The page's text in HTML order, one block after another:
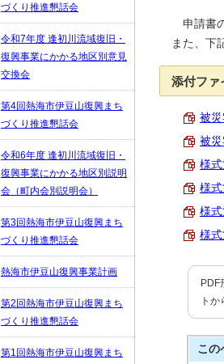
申請書
また、下
添付ファ
被
被
様
様
様
様
PDF
ト
この
づくり推進懇話会
令和7年度 逢初川流域復旧・
復興事業にかかる地区別意見
交換会
第4回熱海市伊豆山復興まち
づくり推進懇話会
令和6年度 逢初川流域復旧・
復興事業にかかる地区別説明
会（町内会別説明会）
第3回熱海市伊豆山復興まち
づくり推進懇話会
熱海市伊豆山復興事業計画
第2回熱海市伊豆山復興まち
づくり推進懇話会
第1回熱海市伊豆山復興まち